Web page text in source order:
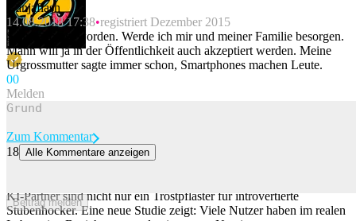
Ganjaflash
14.08.2018 17:38 registriert Dezember 2015
Sehr schön geworden. Werde ich mir und meiner Familie besorgen.
Mann will ja in der Öffentlichkeit auch akzeptiert werden. Meine
Urgrossmutter sagte immer schon, Smartphones machen Leute.
00
Melden
Beitrag melden
Zum Kommentar
18 Alle Kommentare anzeigen
KI-Partner sind nicht nur ein Trostpflaster für introvertierte
Stubenhocker. Eine neue Studie zeigt: Viele Nutzer haben im realen